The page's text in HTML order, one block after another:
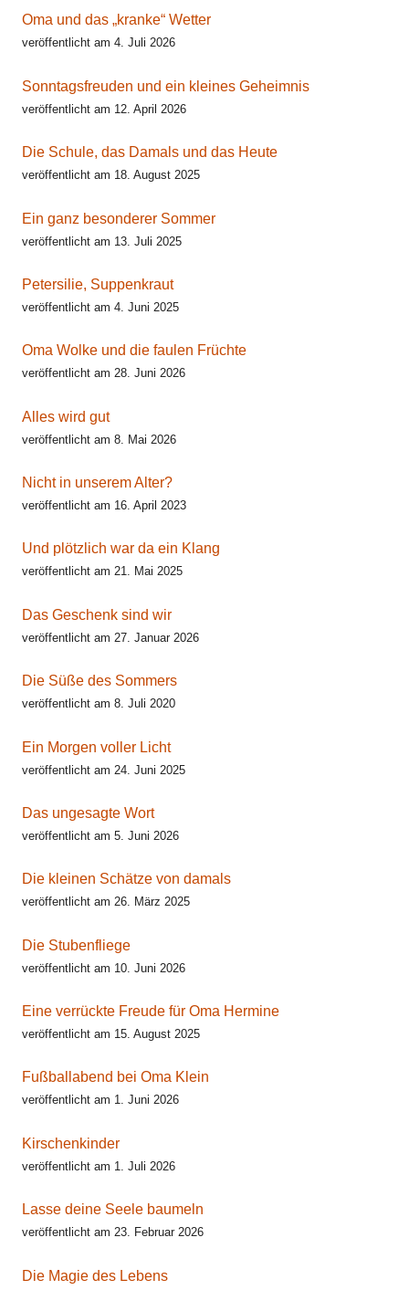
Oma und das „kranke“ Wetter
veröffentlicht am 4. Juli 2026
Sonntagsfreuden und ein kleines Geheimnis
veröffentlicht am 12. April 2026
Die Schule, das Damals und das Heute
veröffentlicht am 18. August 2025
Ein ganz besonderer Sommer
veröffentlicht am 13. Juli 2025
Petersilie, Suppenkraut
veröffentlicht am 4. Juni 2025
Oma Wolke und die faulen Früchte
veröffentlicht am 28. Juni 2026
Alles wird gut
veröffentlicht am 8. Mai 2026
Nicht in unserem Alter?
veröffentlicht am 16. April 2023
Und plötzlich war da ein Klang
veröffentlicht am 21. Mai 2025
Das Geschenk sind wir
veröffentlicht am 27. Januar 2026
Die Süße des Sommers
veröffentlicht am 8. Juli 2020
Ein Morgen voller Licht
veröffentlicht am 24. Juni 2025
Das ungesagte Wort
veröffentlicht am 5. Juni 2026
Die kleinen Schätze von damals
veröffentlicht am 26. März 2025
Die Stubenfliege
veröffentlicht am 10. Juni 2026
Eine verrückte Freude für Oma Hermine
veröffentlicht am 15. August 2025
Fußballabend bei Oma Klein
veröffentlicht am 1. Juni 2026
Kirschenkinder
veröffentlicht am 1. Juli 2026
Lasse deine Seele baumeln
veröffentlicht am 23. Februar 2026
Die Magie des Lebens